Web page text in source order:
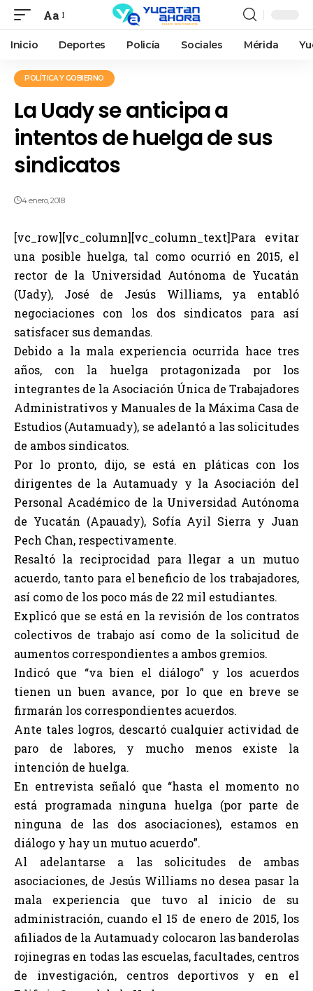
Aa
Inicio Deportes Policía Sociales Mérida
POLÍTICA Y GOBIERNO
La Uady se anticipa a
intentos de huelga de sus
sindicatos
4 enero, 2018
[vc_row][vc_column][vc_column_text]Para evitar
una posible huelga, tal como ocurrió en 2015, el
rector de la Universidad Autónoma de Yucatán
(Uady), José de Jesús Williams, ya entabló
negociaciones con los dos sindicatos para así
satisfacer sus demandas.
Debido a la mala experiencia ocurrida hace tres
años, con la huelga protagonizada por los
integrantes de la Asociación Única de Trabajadores
Administrativos y Manuales de la Máxima Casa de
Estudios (Autamuady), se adelantó a las solicitudes
de ambos sindicatos.
Por lo pronto, dijo, se está en pláticas con los
dirigentes de la Autamuady y la Asociación del
Personal Académico de la Universidad Autónoma
de Yucatán (Apauady), Sofía Ayil Sierra y Juan
Pech Chan, respectivamente.
Resaltó la reciprocidad para llegar a un mutuo
acuerdo, tanto para el beneficio de los trabajadores,
así como de los poco más de 22 mil estudiantes.
Explicó que se está en la revisión de los contratos
colectivos de trabajo así como de la solicitud de
aumentos correspondientes a ambos gremios.
Indicó que “va bien el diálogo” y los acuerdos
tienen un buen avance, por lo que en breve se
firmarán los correspondientes acuerdos.
Ante tales logros, descartó cualquier actividad de
paro de labores, y mucho menos existe la
intención de huelga.
En entrevista señaló que “hasta el momento no
está programada ninguna huelga (por parte de
ninguna de las dos asociaciones), estamos en
diálogo y hay un mutuo acuerdo”.
Al adelantarse a las solicitudes de ambas
asociaciones, de Jesús Williams no desea pasar la
mala experiencia que tuvo al inicio de su
administración, cuando el 15 de enero de 2015, los
afiliados de la Autamuady colocaron las banderolas
rojinegras en todas las escuelas, facultades, centros
de investigación, centros deportivos y en el